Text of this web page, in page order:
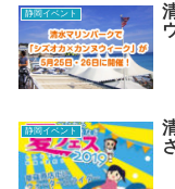
静岡イベント
静岡イベント